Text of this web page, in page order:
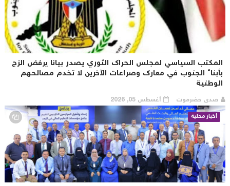
السياسي لمجلس الحراك الثوري يصدر بيانا يرفض الزج
الجنوب في معارك وصراعات الآخرين لا تخدم مصالحهم
صدى حضرموت
أغسطس 05, 2026
أخبار محلية